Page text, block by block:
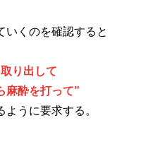
いくのを確認すると
り出して
酔を打って”
ように要求する。